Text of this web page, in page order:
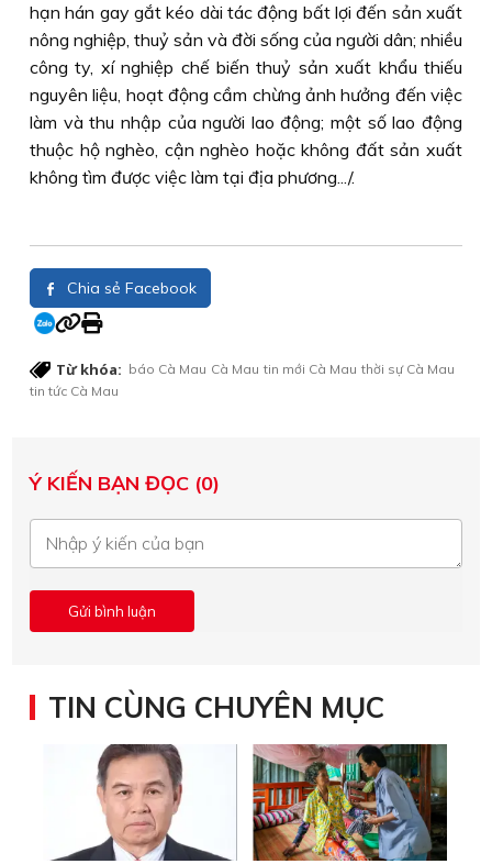
hạn hán gay gắt kéo dài tác động bất lợi đến sản xuất
nông nghiệp, thuỷ sản và đời sống của người dân; nhiều
công ty, xí nghiệp chế biến thuỷ sản xuất khẩu thiếu
nguyên liệu, hoạt động cầm chừng ảnh hưởng đến việc
làm và thu nhập của người lao động; một số lao động
thuộc hộ nghèo, cận nghèo hoặc không đất sản xuất
không tìm được việc làm tại địa phương.../.
Chia sẻ Facebook
Từ khóa: báo Cà Mau Cà Mau tin mới Cà Mau thời sự Cà Mau
tin tức Cà Mau
Ý KIẾN BẠN ĐỌC (0)
TIN CÙNG CHUYÊN MỤC